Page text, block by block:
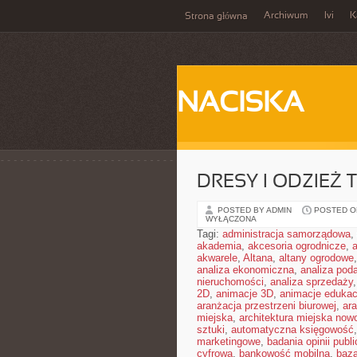
Strona główna Archiwum Ivi
NACISKA
DRESY I ODZIEŻ
POSTED BY ADMIN POSTED
WYŁĄCZONA
Tagi: administracja samorządowa,
akademia, akcesoria ogrodnicze,
akwarele, Altana, altany ogrodowe,
analiza ekonomiczna, analiza
nieruchomości, analiza sprzedaży,
2D, animacje 3D, animacje
aranżacja przestrzeni biurowej,
miejska, architektura miejska
sztuki, automatyczna księgowość,
marketingowe, badania opinii
cyfrowa, bankowość mobilna,